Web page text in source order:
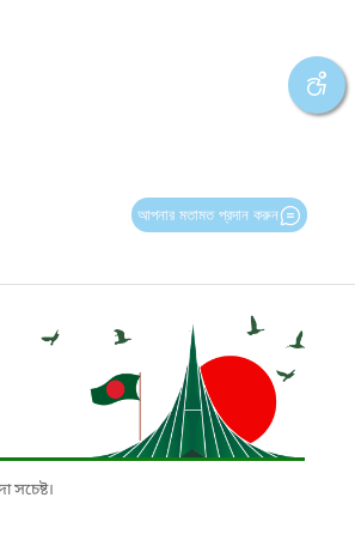
আপনার মতামত প্রদান করুন
সচেষ্ট।